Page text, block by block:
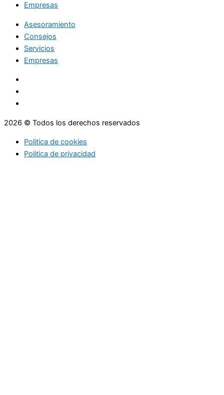
Empresas
Asesoramiento
Consejos
Servicios
Empresas
2026 © Todos los derechos reservados
Politica de cookies
Politica de privacidad